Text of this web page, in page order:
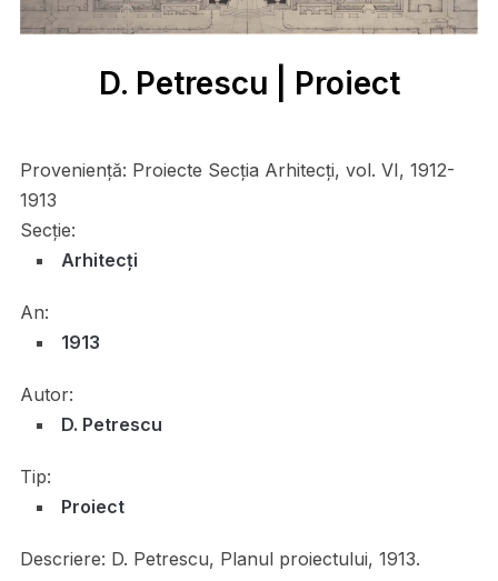
D. Petrescu | Proiect
Proveniență: Proiecte Secţia Arhitecți, vol. VI, 1912-
1913
Secție:
Arhitecți
An:
1913
Autor:
D. Petrescu
Tip:
Proiect
Descriere: D. Petrescu, Planul proiectului, 1913.